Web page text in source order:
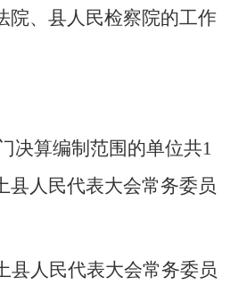
院、县人民检察院的工作
决算编制范围的单位共1
县人民代表大会常务委员
县人民代表大会常务委员